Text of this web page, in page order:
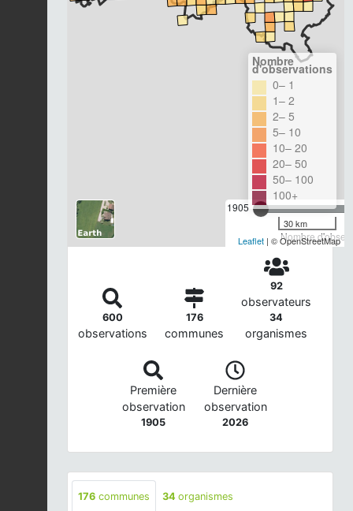
1905
Nombre
Nombre
d'observations
0– 1
1– 2
2– 5
5– 10
10– 20
20– 50
50– 100
100+
30 km
Leaflet | © OpenStreetMap
600
observations
176
communes
92
observateurs
34
organismes
Première
observation
1905
Dernière
observation
2026
176 communes 34 organismes